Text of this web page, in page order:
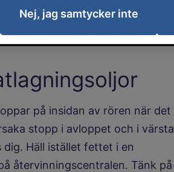
inte kan ta hand om,
både miljön och människor
på insidan av rören när det
stopp i avloppet och i värsta
Häll istället fettet i en
återvinningscentralen. Tänk på
Nej, jag samtycker inte